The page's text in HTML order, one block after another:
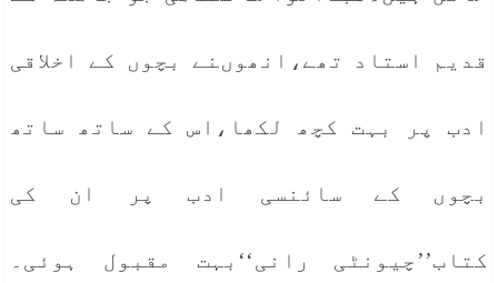
قدیم استاد تھے،انھوںنے بچوں کے اخلاقی
ادب پر بہت کچھ لکھا،اس کے ساتھ ساتھ
بچوں کے سائنسی ادب پر ان کی
کتاب’’چیونٹی رانی‘‘بہت مقبول ہوئی۔